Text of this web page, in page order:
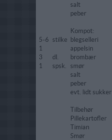
salt
peber
Kompot:
5-6 stilke blegselleri
1
appelsin
3
dl.
brombær
1
spsk.
smør
salt
peber
evt. lidt sukker
Tilbehør
Pillekartofler
Timian
Smør